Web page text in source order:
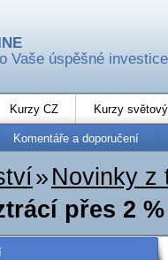
Vaše úspěšné investice
Kurzy CZ Kurzy
Komentáře a doporučení
» Novinky z
přes 2 %